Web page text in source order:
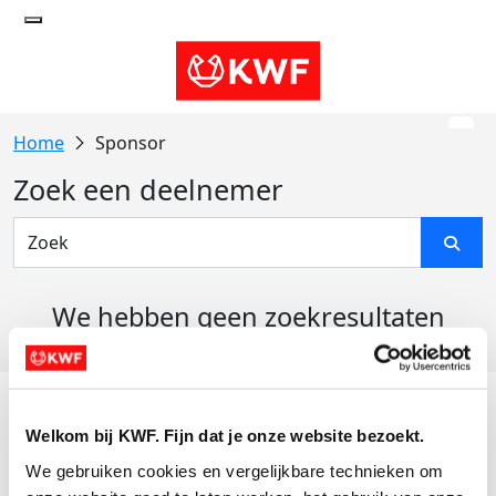
Welkom bij KWF. Fijn dat je onze website bezoekt.
We gebruiken cookies en vergelijkbare technieken om
Sponsor
Zoek een deelnemer
We hebben geen zoekresultaten
Actiematerialen
Evenementen